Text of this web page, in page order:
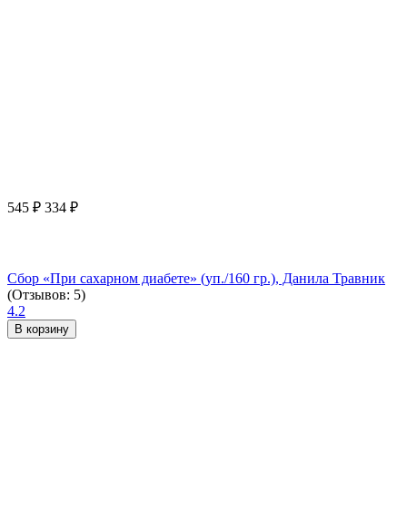
545 ₽ 334 ₽
Сбор «При сахарном диабете» (уп./160 гр.), Данила Травник
(Отзывов: 5)
4.2
В корзину